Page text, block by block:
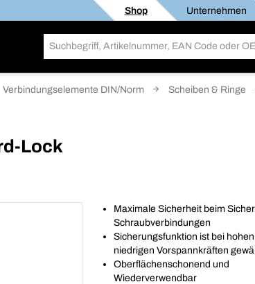
Shop Unternehmen
Verbindungselemente DIN/Norm Scheiben & Ringe
Lock
Maximale Sicherheit beim
Schraubverbindungen
Sicherungsfunktion ist bei hohen
niedrigen Vorspannkräften
Oberflächenschonend und
Wiederverwendbar